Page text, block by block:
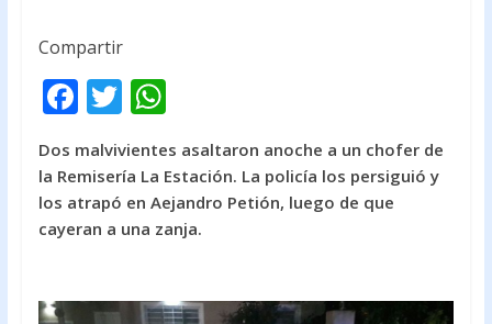
Compartir
F
ac
e
b
o
k
T
w
itt
er
W
at
s
A
p
Dos malvivientes asaltaron anoche a un chofer de
la Remisería La Estación. La policía los persiguió y
los atrapó en Aejandro Petión, luego de que
cayeran a una zanja.